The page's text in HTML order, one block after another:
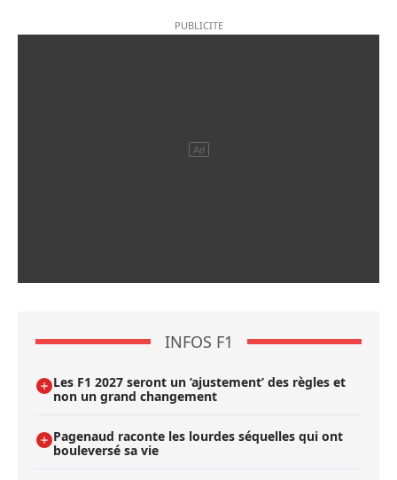
INFOS F1
Les F1 2027 seront un ’ajustement’ des règles et
non un grand changement
Pagenaud raconte les lourdes séquelles qui ont
bouleversé sa vie